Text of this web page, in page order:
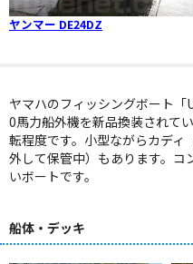
ヤンマー DE24DZ
ヤマハのフィッシングボート
0馬力船外機を新品換装されて
転程度です。小型ながらカディ
外して保管中）もあります。コ
いボートです。
船体・デッキ